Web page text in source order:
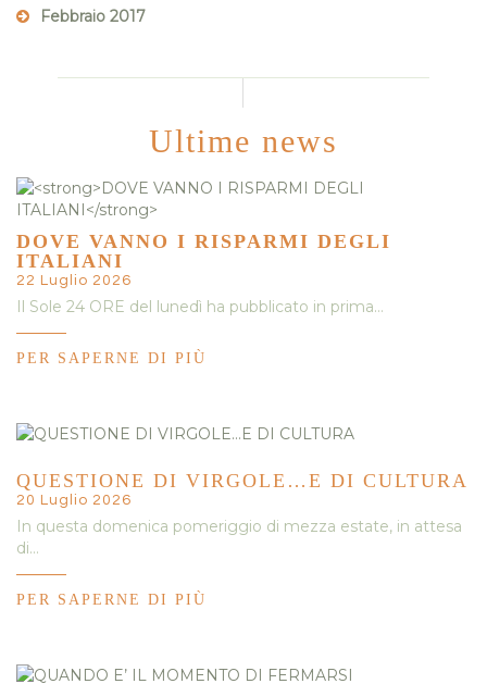
Febbraio 2017
Ultime news
DOVE VANNO I RISPARMI DEGLI
ITALIANI
22 Luglio 2026
Il Sole 24 ORE del lunedì ha pubblicato in prima…
PER SAPERNE DI PIÙ
QUESTIONE DI VIRGOLE…E DI CULTURA
20 Luglio 2026
In questa domenica pomeriggio di mezza estate, in attesa
di…
PER SAPERNE DI PIÙ